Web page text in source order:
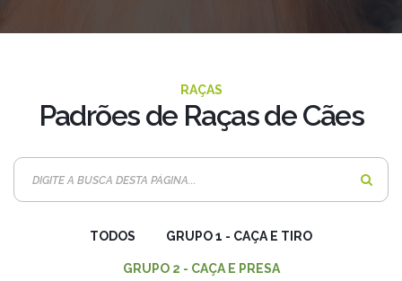
RAÇAS
Padrões de Raças de Cães
c
u
TODOS GRUPO 1 - CAÇA E TIRO
GRUPO 2 - CAÇA E PRESA